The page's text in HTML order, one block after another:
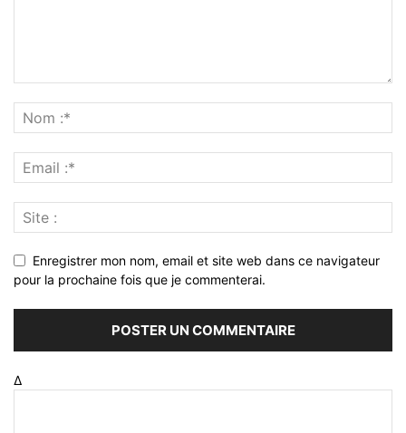
Enregistrer mon nom, email et site web dans ce navigateur
pour la prochaine fois que je commenterai.
Δ